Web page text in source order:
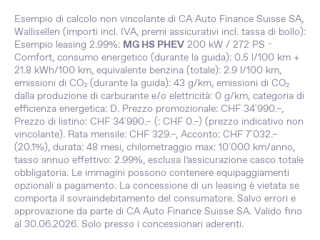
Esempio di calcolo non vincolante di CA Auto Finance Suisse SA,
Wallisellen (importi incl. IVA, premi assicurativi incl. tassa di bollo):
Esempio leasing 2.99%: MG HS PHEV 200 kW / 272 PS -
Comfort, consumo energetico (durante la guida): 0.5 l/100 km +
21.8 kWh/100 km, equivalente benzina (totale): 2.9 l/100 km,
emissioni di CO₂ (durante la guida): 43 g/km, emissioni di CO₂
dalla produzione di carburante e/o elettricità: 0 g/km, categoria di
efficienza energetica: D. Prezzo promozionale: CHF 34'990.–,
Prezzo di listino: CHF 34'990.– (: CHF 0.–) (prezzo indicativo non
vincolante). Rata mensile: CHF 329.–, Acconto: CHF 7'032.–
(20.1%), durata: 48 mesi, chilometraggio max: 10'000 km/anno,
tasso annuo effettivo: 2.99%, esclusa l’assicurazione casco totale
obbligatoria. Le immagini possono contenere equipaggiamenti
opzionali a pagamento. La concessione di un leasing è vietata se
comporta il sovraindebitamento del consumatore. Salvo errori e
approvazione da parte di CA Auto Finance Suisse SA. Valido fino
al 30.06.2026. Solo presso i concessionari aderenti.